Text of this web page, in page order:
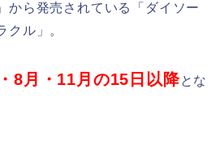
から発売されている「ダイソー
クル」。
8月・11月の15日以降とな